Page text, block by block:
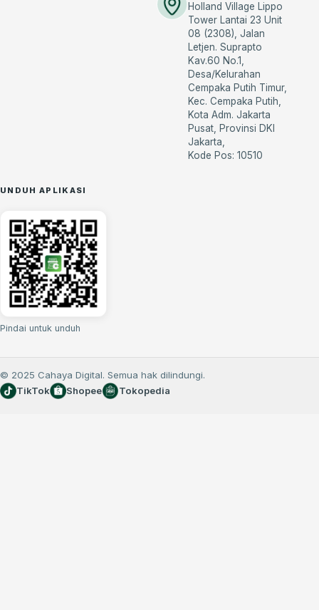
Holland Village Lippo
Tower Lantai 23 Unit
08 (2308), Jalan
Letjen. Suprapto
Kav.60 No.1,
Desa/Kelurahan
Cempaka Putih Timur,
Kec. Cempaka Putih,
Kota Adm. Jakarta
Pusat, Provinsi DKI
Jakarta,
Kode Pos: 10510
UNDUH APLIKASI
Pindai untuk unduh
© 2025 Cahaya Digital. Semua hak dilindungi.
TikTok
Shopee Tokopedia